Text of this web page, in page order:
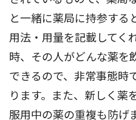
と一緒に薬局に持参する
用法・用量を記載してく
時、その人がどんな薬を
できるので、非常事態時
ります。また、新しく薬
服用中の薬の重複も防げ